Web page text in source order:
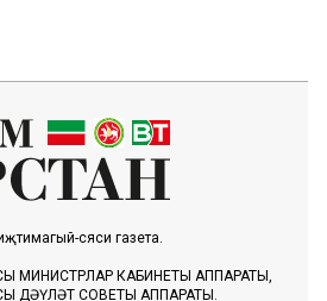
сәяси газета.
МИНИСТРЛАР КАБИНЕТЫ АППАРАТЫ,
ДӘҮЛӘТ СОВЕТЫ АППАРАТЫ.